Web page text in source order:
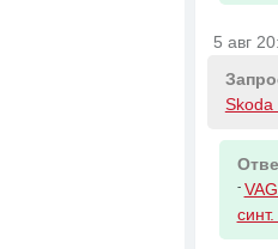
5 авг
Skoda
-